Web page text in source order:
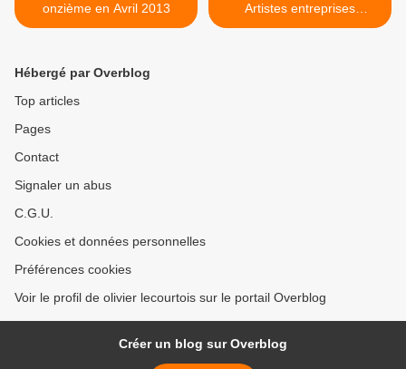
onzième en Avril 2013
Artistes entreprises
Herouville Saint-Clair..mai
Hébergé par Overblog
Top articles
Pages
Contact
Signaler un abus
C.G.U.
Cookies et données personnelles
Préférences cookies
Voir le profil de olivier lecourtois sur le portail Overblog
Créer un blog sur Overblog